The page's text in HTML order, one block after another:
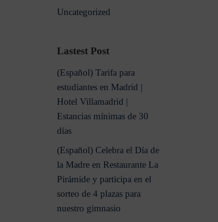
Uncategorized
Lastest Post
(Español) Tarifa para
estudiantes en Madrid |
Hotel Villamadrid |
Estancias mínimas de 30
días
(Español) Celebra el Día de
la Madre en Restaurante La
Pirámide y participa en el
sorteo de 4 plazas para
nuestro gimnasio